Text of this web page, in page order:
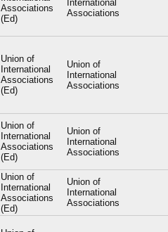
Associations
(Ed)
International
Associations
Union of
International
Associations
(Ed)
Union of
International
Associations
Union of
International
Associations
(Ed)
Union of
International
Associations
Union of
International
Associations
(Ed)
Union of
International
Associations